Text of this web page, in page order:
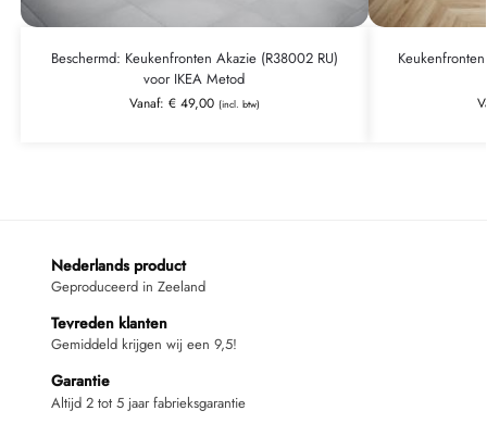
Beschermd: Keukenfronten Akazie (R38002 RU)
voor IKEA Metod
Vanaf: €49,00 (incl. btw)
Nederlands product
Geproduceerd in Zeeland
Tevreden klanten
Gemiddeld krijgen wij een 9,5!
Garantie
Altijd 2 tot 5 jaar fabrieksgarantie